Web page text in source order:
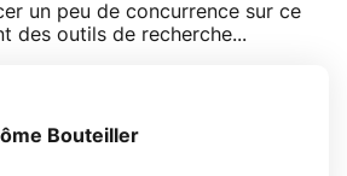
un peu de concurrence sur ce
des outils de recherche...
Bouteiller